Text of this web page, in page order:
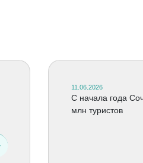
11.06.2026
С начала года
млн туристов